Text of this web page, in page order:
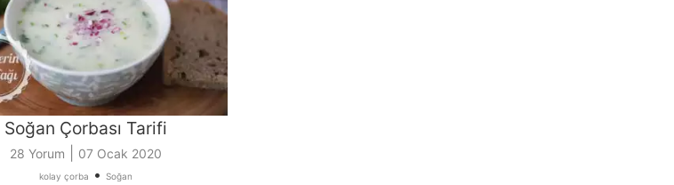
Soğan Çorbası Tarifi
28 Yorum 07 Ocak 2020
kolay çorba • Soğan